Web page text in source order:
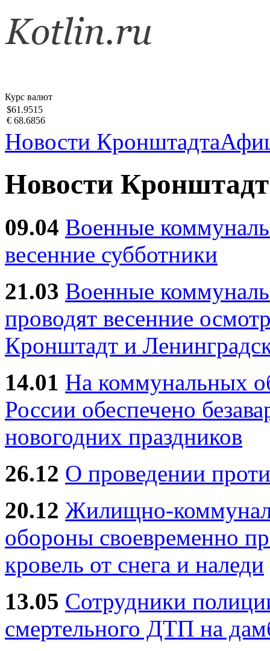
Курс валют
$61.9515
€ 68.6856
Новости Кронштадта
Новости
09.04 Военные
весенние субботники
21.03 Военные
проводят весенние
Кронштадт и
14.01 На коммунальных
России обеспечено
новогодних праздников
26.12 О проведении
20.12 Жилищно-
обороны своевременно
кровель от снега и наледи
13.05 Сотрудники
смертельного ДТП на